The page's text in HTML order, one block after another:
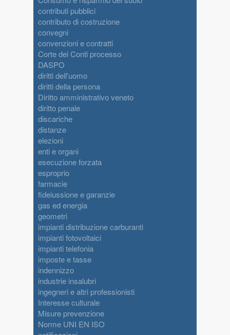
contributi pubblici
contributo di costruzione
convegni
convenzioni e contratti
Corte dei Conti processo
DASPO
diritti dell'uomo
diritti della persona
Diritto amministrativo veneto
diritto penale
discariche
distanze
elezioni
enti e organi
esecuzione forzata
esproprio
farmacie
fideiussione e garanzie
gas ed energia
geometri
impianti distribuzione carburanti
impianti fotovoltaici
impianti telefonia
imposte e tasse
indennizzo
industrie insalubri
ingegneri e altri professionisti
Interesse culturale
Misure prevenzione
Norme UNI EN ISO